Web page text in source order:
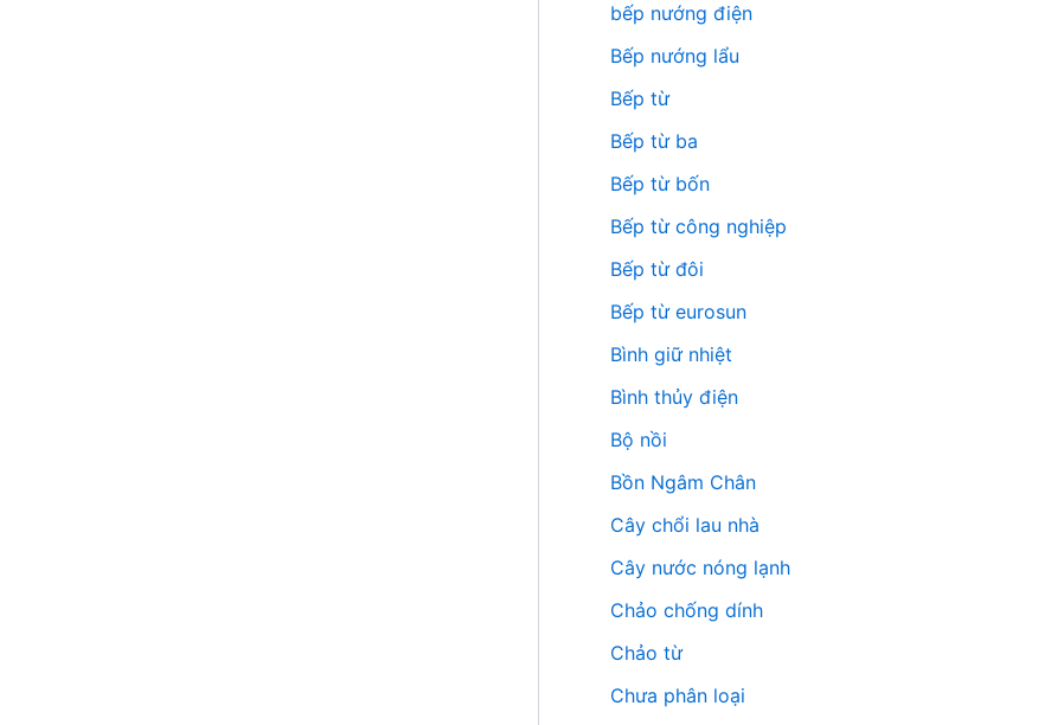
bếp nướng điện
Bếp nướng lẩu
Bếp từ
Bếp từ ba
Bếp từ bốn
Bếp từ công nghiệp
Bếp từ đôi
Bếp từ eurosun
Bình giữ nhiệt
Bình thủy điện
Bộ nồi
Bồn Ngâm Chân
Cây chổi lau nhà
Cây nước nóng lạnh
Chảo chống dính
Chảo từ
Chưa phân loại